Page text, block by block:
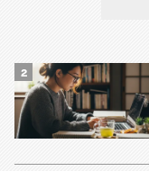
2